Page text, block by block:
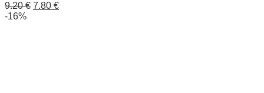
9.20€ 7.80 €
-16%